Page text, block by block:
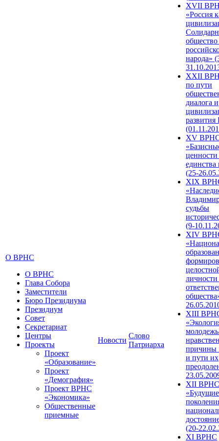
О ВРНС
О ВРНС
Глава Собора
Заместители
Бюро Президиума
Президиум
Совет
Секретариат
Центры
Проекты
Проект
«Образование»
Проект
«Демография»
Проект ВРНС
«Экономика»
Общественные
приемные
Новости
Слово
Патриарха
XVII
«Россия
народа»
XXII
по пути
диалога и
развития
XV
единства
(25-
XIX
судьбы
(9-
XIV
XIII
причины
и пути их
XII ВРНС
«Будущие
(20-
XI ВРНС